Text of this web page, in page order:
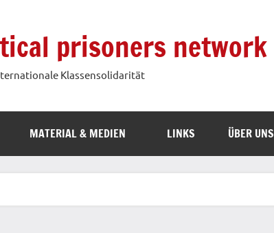
prisoners network
Klassensolidarität
MATERIAL & MEDIEN LINKS ÜBER UNS